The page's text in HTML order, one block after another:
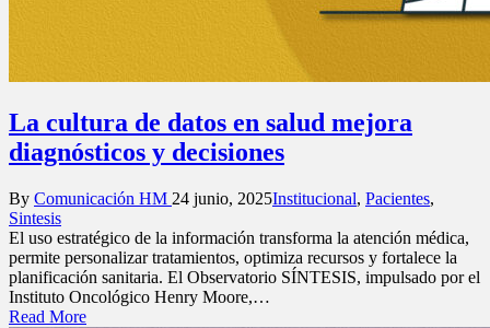
La cultura de datos en salud mejora
diagnósticos y decisiones
Posted
by
By Comunicación HM 24 junio, 2025Posted
Institucional, Pacientes,
Sintesis
El uso estratégico de la información transforma la atención médica,
permite personalizar tratamientos, optimiza recursos y fortalece la
planificación sanitaria. El Observatorio SÍNTESIS, impulsado por el
Instituto Oncológico Henry Moore,…
Read More